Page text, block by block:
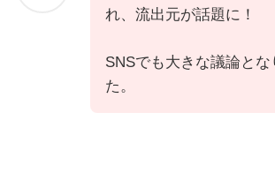
れ、流出元が話題に！
SNSでも大きな議論とな
た。